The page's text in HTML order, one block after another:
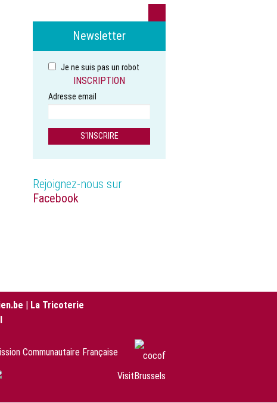
Newsletter
Je ne suis pas un robot
INSCRIPTION
Adresse email
Rejoignez-nous sur
Facebook
| La Tricoterie
Communautaire Française